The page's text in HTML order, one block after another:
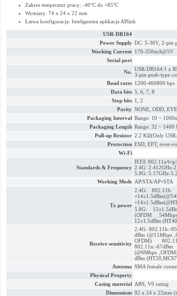
Zakres temperatur pracy: -40°C do +85°C
Wymiary: 74 x 24 x 22 mm
Łatwa konfiguracja: Inteligentna aplikacja APlink
USR-DR164
Power Supply DC: 5-36V, 2-pin
Working Current 170-350mA@5V
Serial port
No. USR-DR164:1 x
3-pin push-type
Baud rates 1200-460800 bps
Data bits 5, 6, 7, 8
Stop bits 1, 2
Parity NONE, ODD,
Packaging Interval Range: 10 ~
Packaging Length Range: 32 ~ 1400
Pull-up Resistor 2.2 KΩ(Only
Protection ESD, EFT, over-
Wi-Fi
Standards & Frequency
IEEE 802.11a/b/g/
2.4G: 2.412GHz-
5.8G: 5.17GHz-
Working Mode AP/STA/AP+STA
Tx power
2.4G: 802.11b:
5.8G:
(OFDM
12±1.5dBm
Receive sensitivity
2.4G: 802.11b:-
dBm (@11Mbps
OFDM)
802.11n:-
(@6Mbps
dBm
Antenna SMA female
Physical Property
Casing material ABS, V0 rating
Dimensions 92 x 24 x 22mm